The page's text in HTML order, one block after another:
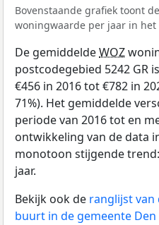
Bovenstaande grafiek toont
woningwaarde per jaar in het
De gemiddeldeWOZ
postcodegebied 5242 GR
€456 in 2016 tot €782 in
71%). Het gemiddelde
periode van 2016 tot en
ontwikkeling van de data
monotoon stijgende
jaar.
Bekijk ook de ranglijst
buurt in de gemeente Den